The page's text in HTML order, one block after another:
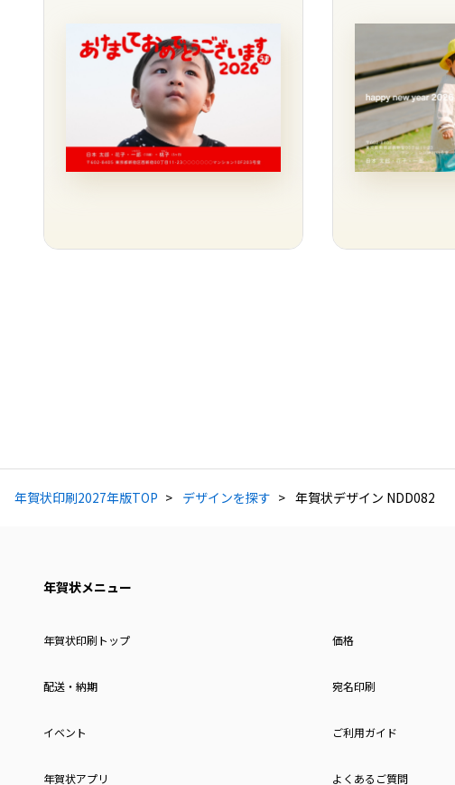
年賀状印刷2027年版TOP デザインを探す 年賀状デザイン NDD082
年賀状メニュー
年賀状印刷トップ 価格
配送・納期 宛名印刷
イベント ご利用ガイド
年賀状アプリ よくあるご質問